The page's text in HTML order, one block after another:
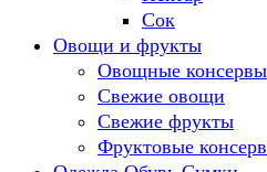
Сок
Овощи и фрукты
Овощные консервы
Свежие овощи
Свежие фрукты
Фруктовые